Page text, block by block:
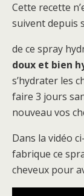
Cette recette
suivent depuis
de ce spray
doux et bien
s’hydrater les
faire 3 jours
nouveau vos
Dans la vidéo
fabrique ce
cheveux pour